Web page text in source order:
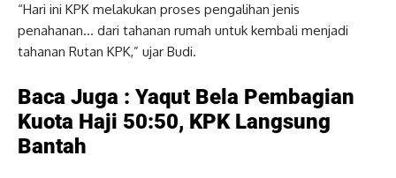
“Hari ini KPK melakukan proses pengalihan jenis
penahanan… dari tahanan rumah untuk kembali menjadi
tahanan Rutan KPK,” ujar Budi.
Baca Juga : Yaqut Bela Pembagian
Kuota Haji 50:50, KPK Langsung
Bantah